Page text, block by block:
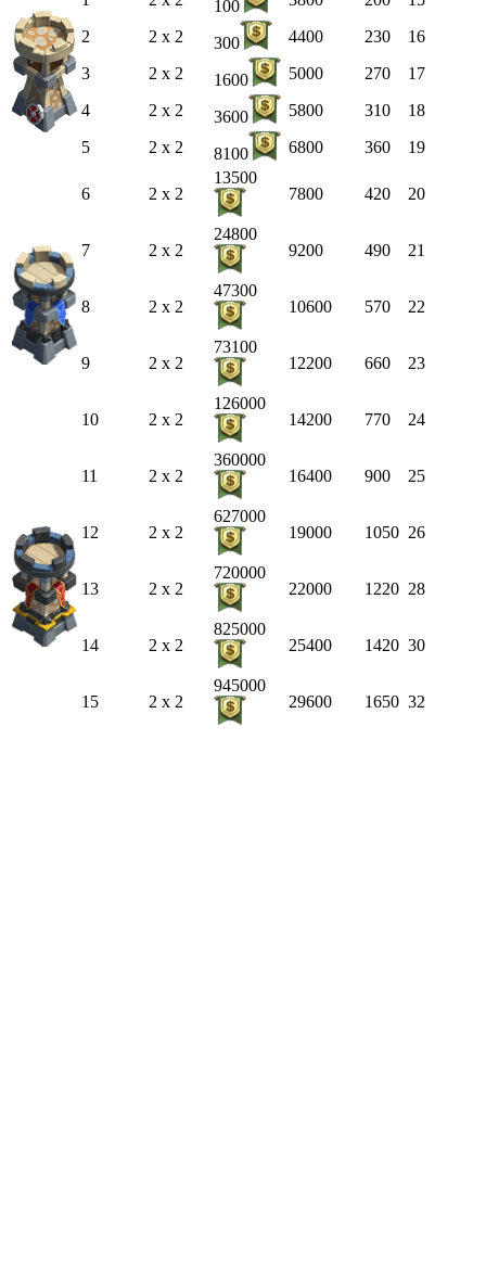
100
2
2 x 2 300 4400 230
16
3
2 x 2 1600 5000 270
17
4
2 x 2 3600 5800 310
18
5
2 x 2 8100 6800 360 19
6 2 x 2
13500
7800
420 20
7 2 x 2
24800
9200
490 21
8 2 x 2
47300
10600
570 22
9 2 x 2
73100
12200
660 23
10 2 x 2
126000
14200
770 24
11 2 x 2
360000
16400
900 25
12 2 x 2
627000
19000
1050 26
13 2 x 2
720000
22000
1220 28
14 2 x 2
825000
25400
1420 30
15 2 x 2
945000
29600
1650 32